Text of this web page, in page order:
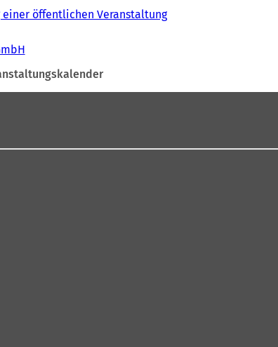
öffentlichen Veranstaltung